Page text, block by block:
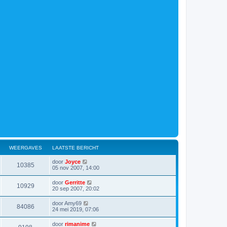
WEERGAVES LAATSTE BERICHT
10385 door Joyce
05 nov 2007, 14:00
10929 door Gerritte
20 sep 2007, 20:02
84086 doorAmy69
24 mei 2019, 07:06
door rimanime